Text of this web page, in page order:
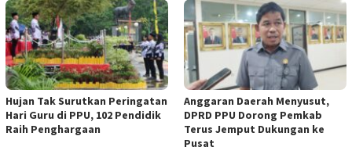
Hujan Tak Surutkan Peringatan
Hari Guru di PPU, 102 Pendidik
Raih Penghargaan
Anggaran Daerah Menyusut,
DPRD PPU Dorong Pemkab
Terus Jemput Dukungan ke
Pusat